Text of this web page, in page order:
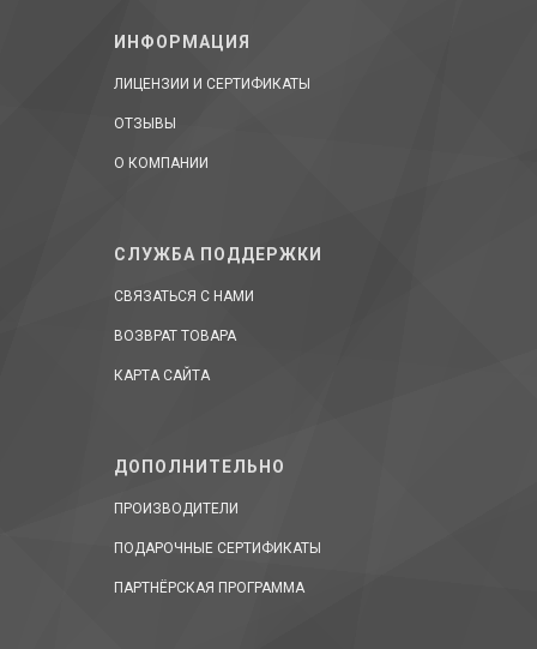
ИНФОРМАЦИЯ
ЛИЦЕНЗИИ И СЕРТИФИКАТЫ
ОТЗЫВЫ
О КОМПАНИИ
СЛУЖБА ПОДДЕРЖКИ
СВЯЗАТЬСЯ С НАМИ
ВОЗВРАТ ТОВАРА
КАРТА САЙТА
ДОПОЛНИТЕЛЬНО
ПРОИЗВОДИТЕЛИ
ПОДАРОЧНЫЕ СЕРТИФИКАТЫ
ПАРТНЁРСКАЯ ПРОГРАММА